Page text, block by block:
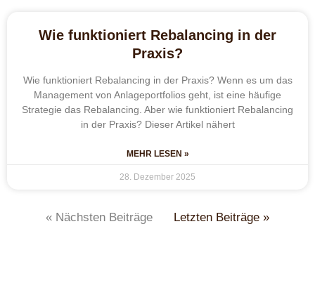
Wie funktioniert Rebalancing in der
Praxis?
Wie funktioniert Rebalancing in der Praxis? Wenn es um das
Management von Anlageportfolios geht, ist eine häufige
Strategie das Rebalancing. Aber wie funktioniert Rebalancing
in der Praxis? Dieser Artikel nähert
MEHR LESEN »
28. Dezember 2025
« Nächsten Beiträge Letzten Beiträge »